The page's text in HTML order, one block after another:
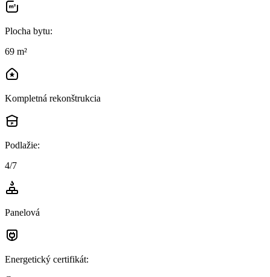
Plocha bytu:
69 m²
Kompletná rekonštrukcia
Podlažie:
4/7
Panelová
Energetický certifikát: